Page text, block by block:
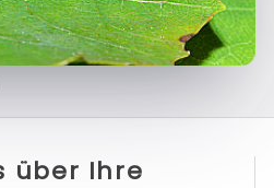
über Ihre